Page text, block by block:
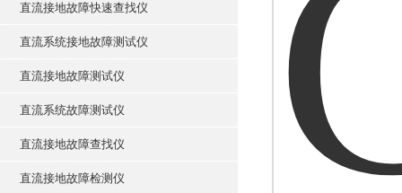
直流接地故障快速查找仪
直流系统接地故障测试仪
直流接地故障测试仪
直流系统故障测试仪
直流接地故障查找仪
直流接地故障检测仪